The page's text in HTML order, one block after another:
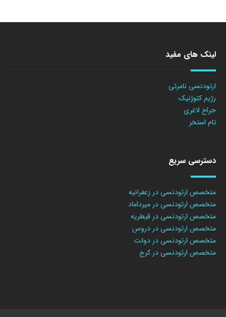
لینک های مفید
ارتودنسی نامرئی
رژیم کتوژنیک
جراح لاغری
تام استخر
دسترسی سریع
متخصص ارتودنسی در زعفرانیه
متخصص ارتودنسی در میرداماد
متخصص ارتودنسی در قیطریه
متخصص ارتودنسی در دروس
متخصص ارتودنسی در دولت
متخصص ارتودنسی در کرج